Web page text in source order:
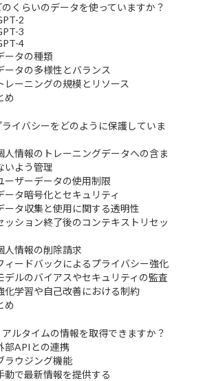
くらいのデータを使っていますか？
2
3
4
ータの種類
ータの多様性とバランス
レーニングの規模とリソース
め
イバシーをどのように保護していま
人情報のトレーニングデータへの含ま
いよう管理
ーザーデータの使用制限
ータ暗号化とセキュリティ
ータ収集と使用に関する透明性
ッション終了後のコンテキストリセッ
人情報の削除請求
ィードバックによるプライバシー強化
デルのバイアスやセキュリティの監査
化学習や自己改善における制約
め
ルタイムの情報を取得できますか？
部APIとの連携
ラウジング機能
動で最新情報を提供する